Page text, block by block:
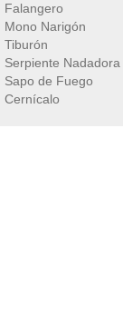
Falangero
Mono Narigón
Tiburón
Serpiente Nadadora
Sapo de Fuego
Cernícalo